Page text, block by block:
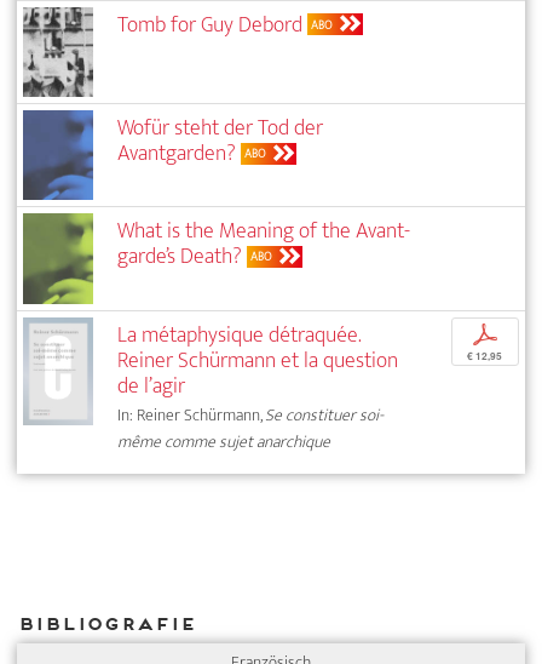
Tomb for Guy Debord ABO
Wofür steht der Tod der
Avantgarden? ABO
What is the Meaning of the Avant-
garde’s Death? ABO
La métaphysique détraquée.
Reiner Schürmann et la question
de l’agir
In: Reiner Schürmann,Se constituer soi-
même comme sujet anarchique
p
€ 12,95
Bibliografie